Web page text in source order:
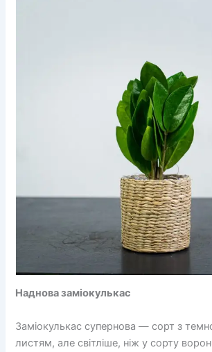
Наднова заміокулькас
Заміокулькас супернова — сорт з
листям, але світліше, ніж у сорту